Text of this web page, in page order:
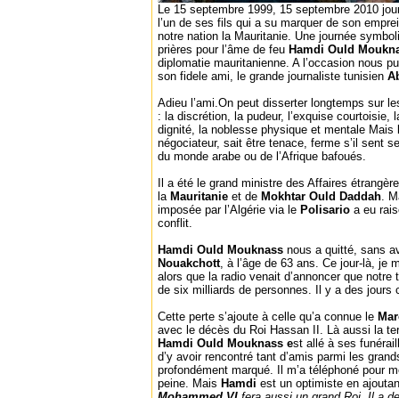
Le 15 septembre 1999, 15 septembre 2010
l’un de ses fils qui a su marquer de son
notre nation la Mauritanie. Une journée
prières pour l’âme de feu Hamdi Ould
diplomatie mauritanienne. A l’occasion nous
son fidele ami, le grande journaliste tunisien
Adieu l’ami.On peut disserter longtemps sur
: la discrétion, la pudeur, l’exquise courtoisie,
dignité, la noblesse physique et mentale Mais
négociateur, sait être tenace, ferme s’il sent
du monde arabe ou de l’Afrique bafoués.
Il a été le grand ministre des Affaires
la Mauritanie et de Mokhtar Ould Daddah.
imposée par l’Algérie via le Polisario a eu
conflit.
Hamdi Ould Mouknass nous a quitté, sans
Nouakchott, à l’âge de 63 ans. Ce jour-là, je
alors que la radio venait d’annoncer que notre
de six milliards de personnes. Il y a des jours
Cette perte s’ajoute à celle qu’a connue le
avec le décès du Roi Hassan II. Là aussi la
Hamdi Ould Mouknass est allé à ses
d’y avoir rencontré tant d’amis parmi les
profondément marqué. Il m’a téléphoné pour
peine. Mais Hamdi est un optimiste en